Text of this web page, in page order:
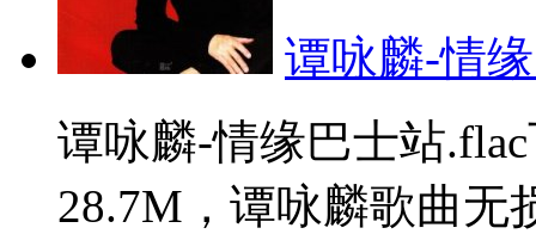
谭咏麟-情
谭咏麟-情缘巴士站
28.7M，谭咏麟歌曲无